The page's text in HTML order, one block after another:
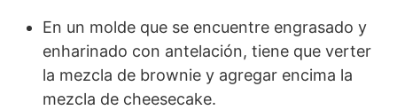
En un molde que se encuentre engrasado y
enharinado con antelación, tiene que verter
la mezcla de brownie y agregar encima la
mezcla de cheesecake.